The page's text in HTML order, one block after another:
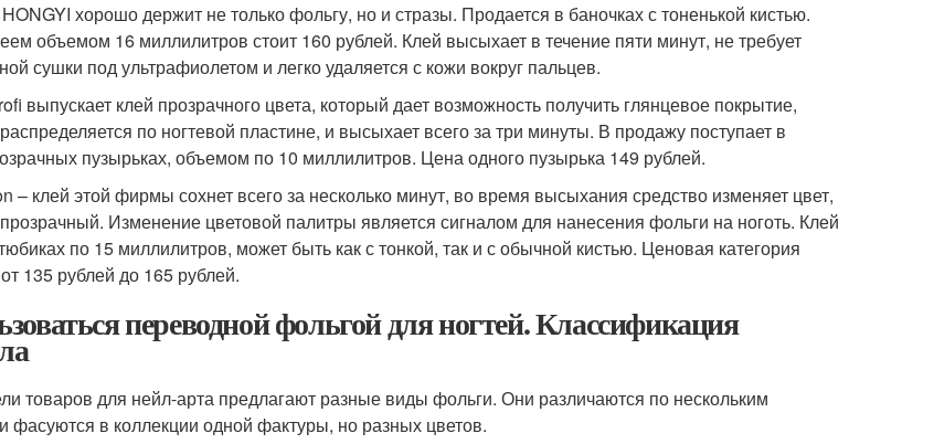
хорошо держит не только фольгу, но и стразы. Продается в баночках с тоненькой кистью.
объемом 16 миллилитров стоит 160 рублей. Клей высыхает в течение пяти минут, не требует
сушки под ультрафиолетом и легко удаляется с кожи вокруг пальцев.
выпускает клей прозрачного цвета, который дает возможность получить глянцевое покрытие,
по ногтевой пластине, и высыхает всего за три минуты. В продажу поступает в
пузырьках, объемом по 10 миллилитров. Цена одного пузырька 149 рублей.
– клей этой фирмы сохнет всего за несколько минут, во время высыхания средство изменяет цвет,
Изменение цветовой палитры является сигналом для нанесения фольги на ноготь. Клей
по 15 миллилитров, может быть как с тонкой, так и с обычной кистью. Ценовая категория
135 рублей до 165 рублей.
переводной фольгой для ногтей. Классификация
товаров для нейл-арта предлагают разные виды фольги. Они различаются по нескольким
фасуются в коллекции одной фактуры, но разных цветов.